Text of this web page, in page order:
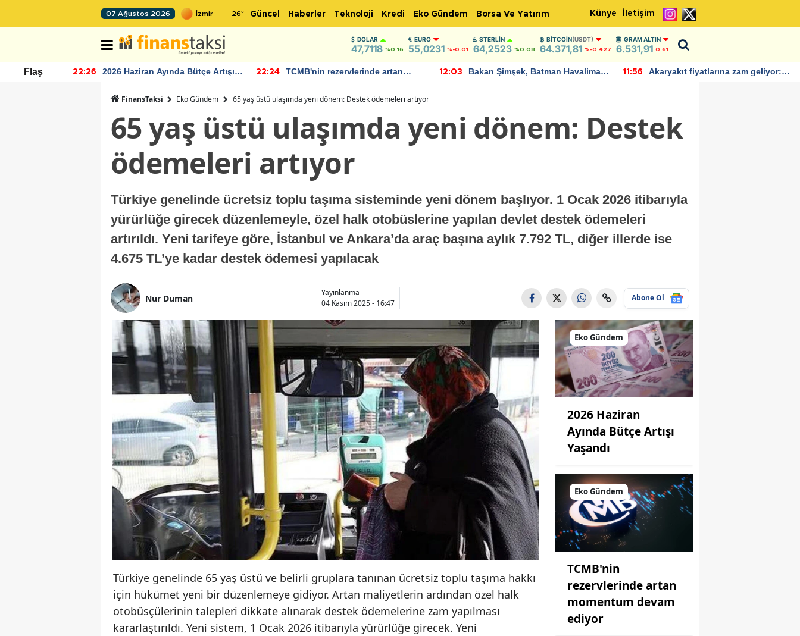
07 Ağustos 2026 26° Güncel Haberler Teknoloji Kredi Eko Gündem Borsa Ve Yatırım Künye İletişim
DOLAR
47,7118 %0.16
EURO
55,0231 %-0.01
STERLIN
64,2523 %0.08
BITCOIN(USDT)
64.371,81 %-0.427
GRAM ALTIN
6.531,91 0,61
Flaş 22:26
2026 Haziran Ayında Bütçe Artışı
22:24
TCMB'nin rezervlerinde artan
12:03
Bakan Şimşek, Batman Havalimanı
11:56
Akaryakıt fiyatlarına zam geliyor:
FinansTaksi Eko Gündem 65 yaş üstü ulaşımda yeni dönem: Destek ödemeleri artıyor
65 yaş üstü ulaşımda yeni dönem: Destek
ödemeleri artıyor
Türkiye genelinde ücretsiz toplu taşıma sisteminde yeni dönem başlıyor. 1 Ocak 2026 itibarıyla
yürürlüğe girecek düzenlemeyle, özel halk otobüslerine yapılan devlet destek ödemeleri
artırıldı. Yeni tarifeye göre, İstanbul ve Ankara’da araç başına aylık 7.792 TL, diğer illerde ise
4.675 TL’ye kadar destek ödemesi yapılacak
Nur Duman
Yayınlanma
04 Kasım 2025 - 16:47
Abone Ol
Türkiye genelinde 65 yaş üstü ve belirli gruplara tanınan ücretsiz toplu taşıma hakkı
için hükümet yeni bir düzenlemeye gidiyor. Artan maliyetlerin ardından özel halk
otobüsçülerinin talepleri dikkate alınarak destek ödemelerine zam yapılması
kararlaştırıldı. Yeni sistem, 1 Ocak 2026 itibarıyla yürürlüğe girecek. Yeni
Eko Gündem
2026 Haziran
Ayında Bütçe Artışı
Yaşandı
Eko Gündem
TCMB'nin
rezervlerinde artan
momentum devam
ediyor